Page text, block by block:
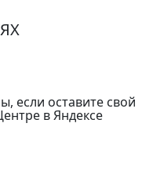
если оставите свой
в Яндексе